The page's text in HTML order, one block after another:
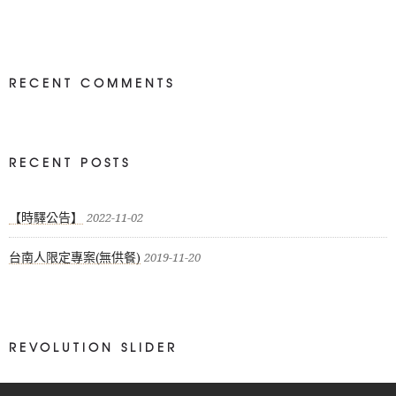
RECENT COMMENTS
RECENT POSTS
【時驛公告】 2022-11-02
台南人限定專案(無供餐) 2019-11-20
REVOLUTION SLIDER